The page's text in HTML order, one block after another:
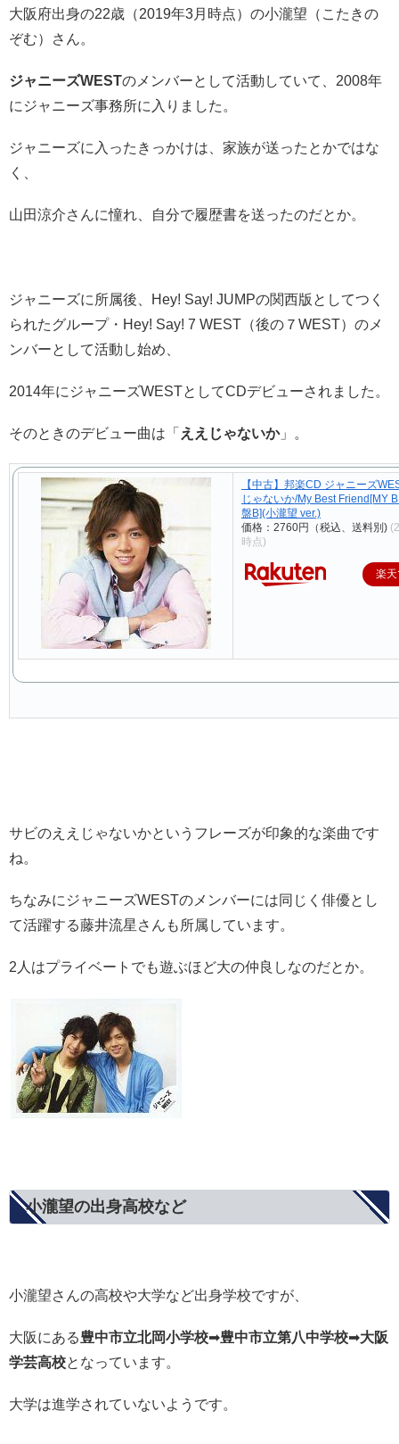
大阪府出身の22歳（2019年3月時点）の小瀧望（こたきの
ぞむ）さん。
ジャニーズWESTのメンバーとして活動していて、2008年
にジャニーズ事務所に入りました。
ジャニーズに入ったきっかけは、家族が送ったとかではな
く、
山田涼介さんに憧れ、自分で履歴書を送ったのだとか。
ジャニーズに所属後、Hey! Say! JUMPの関西版としてつく
られたグループ・Hey! Say! 7 WEST（後の７WEST）のメ
ンバーとして活動し始め、
2014年にジャニーズWESTとしてCDデビューされました。
そのときのデビュー曲は「 ええじゃないか」。
【中古】邦楽CD ジャニーズ
じゃないか/My Best Friend[MY
盤B](小瀧望 ver.)
価格：2760円（税込、送料別)
時点)
楽
サビのええじゃないかというフレーズが印象的な楽曲です
ね。
ちなみにジャニーズWESTのメンバーには同じく俳優とし
て活躍する藤井流星さんも所属しています。
2人はプライベートでも遊ぶほど大の仲良しなのだとか。
小瀧望の出身高校など
小瀧望さんの高校や大学など出身学校ですが、
大阪にある豊中市立北岡小学校➡豊中市立第八中学校➡大阪
学芸高校となっています。
大学は進学されていないようです。